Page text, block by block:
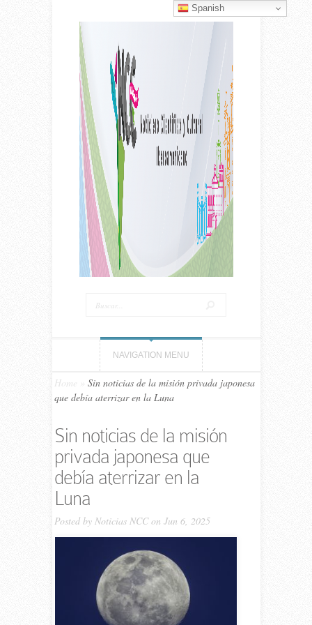
NAVIGATION MENU
Home
Sin noticias de la misión privada japonesa
que debía aterrizar en la Luna
Sin noticias de la misión
privada japonesa que
debía aterrizar en la
Luna
Posted by Noticias NCCon Jun 6, 2025
Spanish